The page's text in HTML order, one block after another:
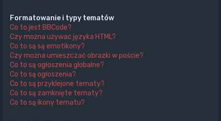
Formatowanie i typy tematów
Co to jest BBCode?
Czy można używać języka HTML?
Co to są są emotikony?
Czy można umieszczać obrazki w poście?
Co to są ogłoszenia globalne?
Co to są ogłoszenia?
Co to są przyklejone tematy?
Co to są zamknięte tematy?
Co to są ikony tematu?